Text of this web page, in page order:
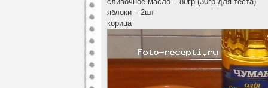
яблоки – 2шт
корица